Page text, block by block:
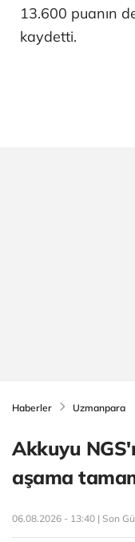
13.600 puanın
kaydetti.
Haberler Uzmanpara
Akkuyu
aşama
06.08.2026 - 13:40 | Son